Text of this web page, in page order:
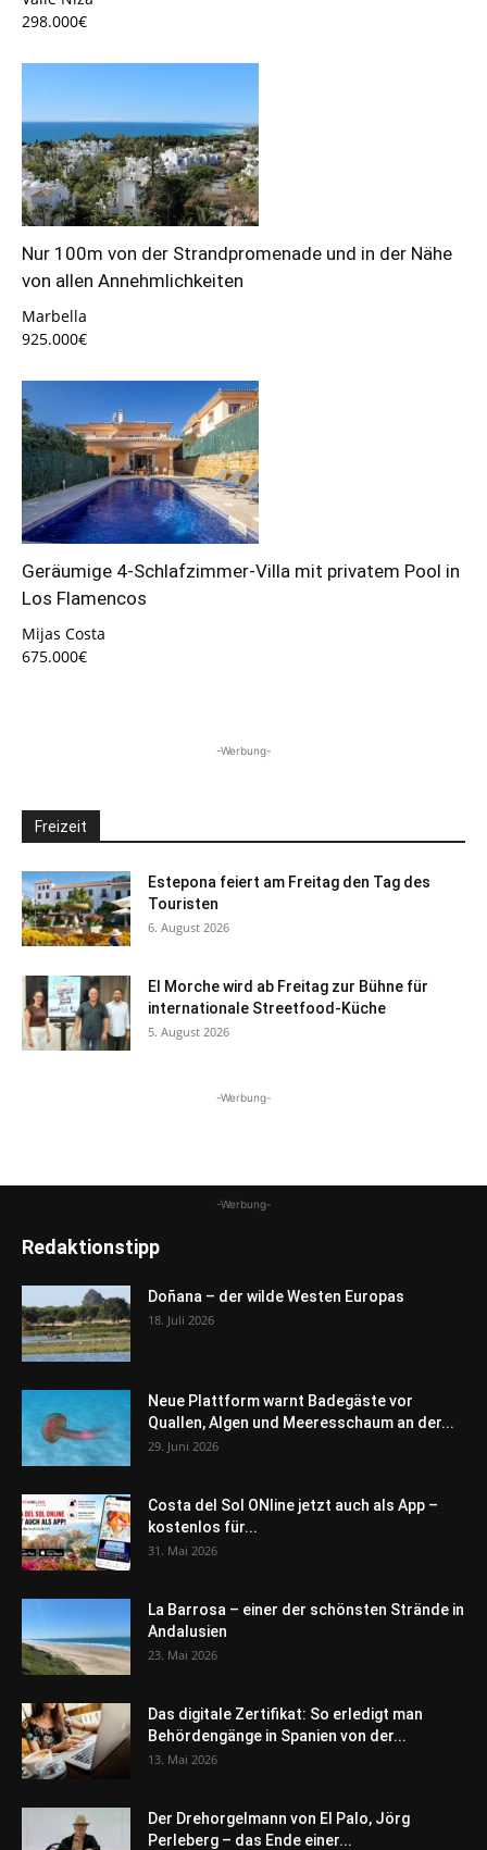
298.000€
Nur 100m von der Strandpromenade und in der Nähe
von allen Annehmlichkeiten
Marbella
925.000€
Geräumige 4-Schlafzimmer-Villa mit privatem Pool in
Los Flamencos
Mijas Costa
675.000€
-Werbung-
Freizeit
Estepona feiert am Freitag den Tag des
Touristen
6. August 2026
El Morche wird ab Freitag zur Bühne für
internationale Streetfood-Küche
5. August 2026
-Werbung-
-Werbung-
Redaktionstipp
Doñana – der wilde Westen Europas
18. Juli 2026
Neue Plattform warnt Badegäste vor
Quallen, Algen und Meeresschaum an der...
29. Juni 2026
Costa del Sol ONline jetzt auch als App –
kostenlos für...
31. Mai 2026
La Barrosa – einer der schönsten Strände in
Andalusien
23. Mai 2026
Das digitale Zertifikat: So erledigt man
Behördengänge in Spanien von der...
13. Mai 2026
Der Drehorgelmann von El Palo, Jörg
Perleberg – das Ende einer...